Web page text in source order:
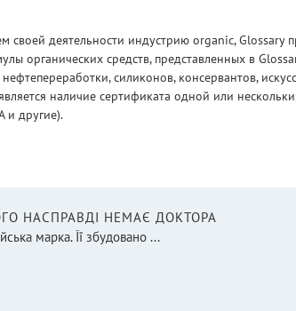
своей деятельности индустрию organic, Glossary
органических средств, представленных в
силиконов, консервантов,
наличие сертификата одной или
и другие).
НАСПРАВДІ НЕМАЄ ДОКТОРА
марка. Її збудовано ...